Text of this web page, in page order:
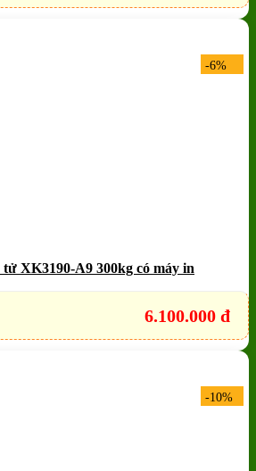
-6%
XK3190-A9 300kg có máy in
6.100.000 đ
-10%